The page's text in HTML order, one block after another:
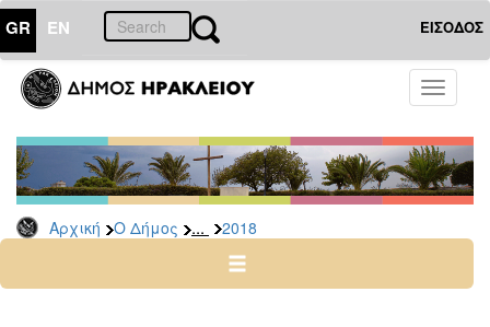
GR EN ΕΙΣΟΔΟΣ
Toggle
Αρχική Ο Δήμος ... 2018
ΔΗΜΟΣ
Διακηρύξεις
Δημοπρασίες
Αρχείο
2025